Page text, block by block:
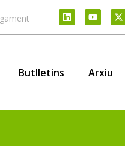
Butlletins Arxiu